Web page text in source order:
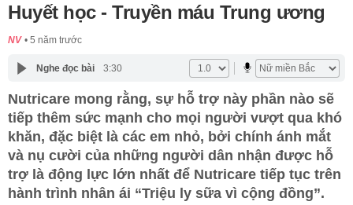
Huyết học - Truyền máu Trung ương
NV 5 năm trước
Nghe đọc bài 3:30
Nutricare mong rằng, sự hỗ trợ này phần nào sẽ
tiếp thêm sức mạnh cho mọi người vượt qua khó
khăn, đặc biệt là các em nhỏ, bởi chính ánh mắt
và nụ cười của những người dân nhận được hỗ
trợ là động lực lớn nhất để Nutricare tiếp tục trên
hành trình nhân ái “Triệu ly sữa vì cộng đồng”.